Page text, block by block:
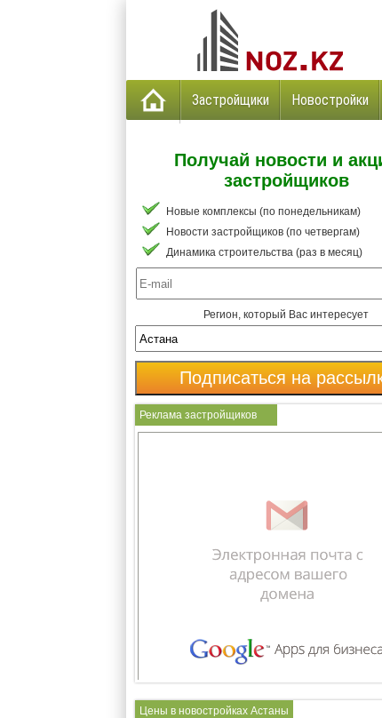
Застройщики Новостройки
Получай новости и
застройщиков
Новые комплексы (по понедельникам)
Новости застройщиков (по четвергам)
Динамика строительства (раз в месяц)
Регион, который Вас интересует
Реклама застройщиков
Цены в новостройках Астаны